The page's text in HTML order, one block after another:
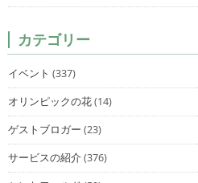
カテゴリー
イベント (337)
オリンピックの花(14)
ゲストブロガー (23)
サービスの紹介(376)